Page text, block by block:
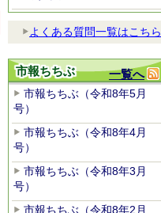
よくある質問一覧はこちら
一覧へ
市報ちちぶ
市報ちちぶ（令和8年5月
号）
市報ちちぶ（令和8年4月
号）
市報ちちぶ（令和8年3月
号）
市報ちちぶ（令和8年2月